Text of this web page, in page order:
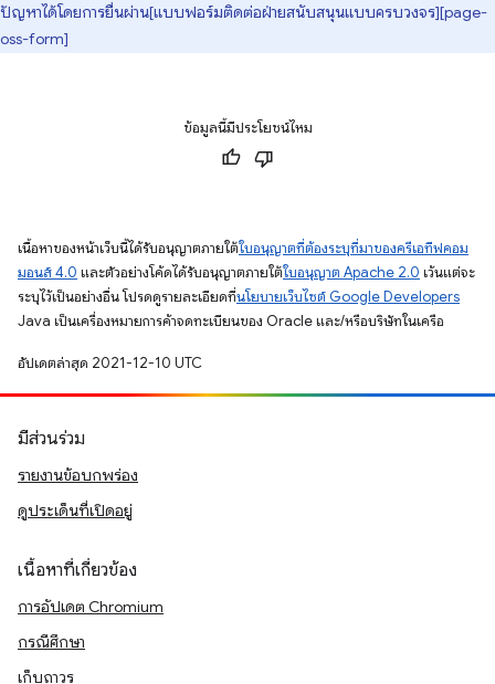
ปัญหาได้โดยการยื่นผ่าน[แบบฟอร์มติดต่อฝ่ายสนับสนุนแบบครบวงจร][page-
oss-form]
ข้อมูลนี้มีประโยชน์ไหม
เนื้อหาของหน้าเว็บนี้ได้รับอนุญาตภายใต้ใบอนุญาตที่ต้องระบุที่มาของครีเอทีฟคอม
มอนส์ 4.0 และตัวอย่างโค้ดได้รับอนุญาตภายใต้ใบอนุญาต Apache 2.0 เว้นแต่จะ
ระบุไว้เป็นอย่างอื่น โปรดดูรายละเอียดที่นโยบายเว็บไซต์ Google Developers
Java เป็นเครื่องหมายการค้าจดทะเบียนของ Oracle และ/หรือบริษัทในเครือ
อัปเดตล่าสุด 2021-12-10 UTC
มีส่วนร่วม
รายงานข้อบกพร่อง
ดูประเด็นที่เปิดอยู่
เนื้อหาที่เกี่ยวข้อง
การอัปเดต Chromium
กรณีศึกษา
เก็บถาวร